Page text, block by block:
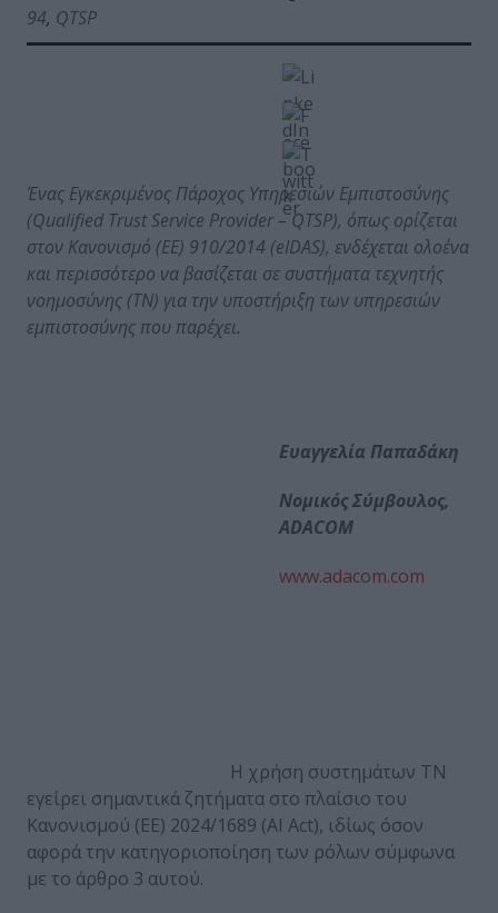
94, QTSP
Ένας Εγκεκριμένος Πάροχος Υπηρεσιών Εμπιστοσύνης
(Qualified Trust Service Provider–QTSP), όπως ορίζεται
στον Kανονισμό (ΕΕ) 910/2014 (eIDAS), ενδέχεται ολοένα
και περισσότερο να βασίζεται σε συστήματα τεχνητής
νοημοσύνης (ΤΝ) για την υποστήριξη των υπηρεσιών
εμπιστοσύνης που παρέχει.
Ευαγγελία Παπαδάκη
Νομικός Σύμβουλος,
ADACOM
www.adacom.com
Η χρήση συστημάτων ΤΝ
εγείρει σημαντικά ζητήματα στο πλαίσιο του
Κανονισμού (ΕΕ) 2024/1689 (AI Act), ιδίως όσον
αφορά την κατηγοριοποίηση των ρόλων σύμφωνα
με το άρθρο 3 αυτού.